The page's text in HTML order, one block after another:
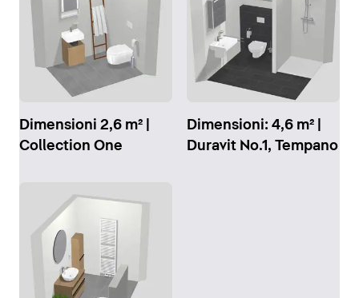
Dimensioni 2,6 m² |
Collection One
Dimensioni: 4,6 m² |
Duravit No.1, Tempano